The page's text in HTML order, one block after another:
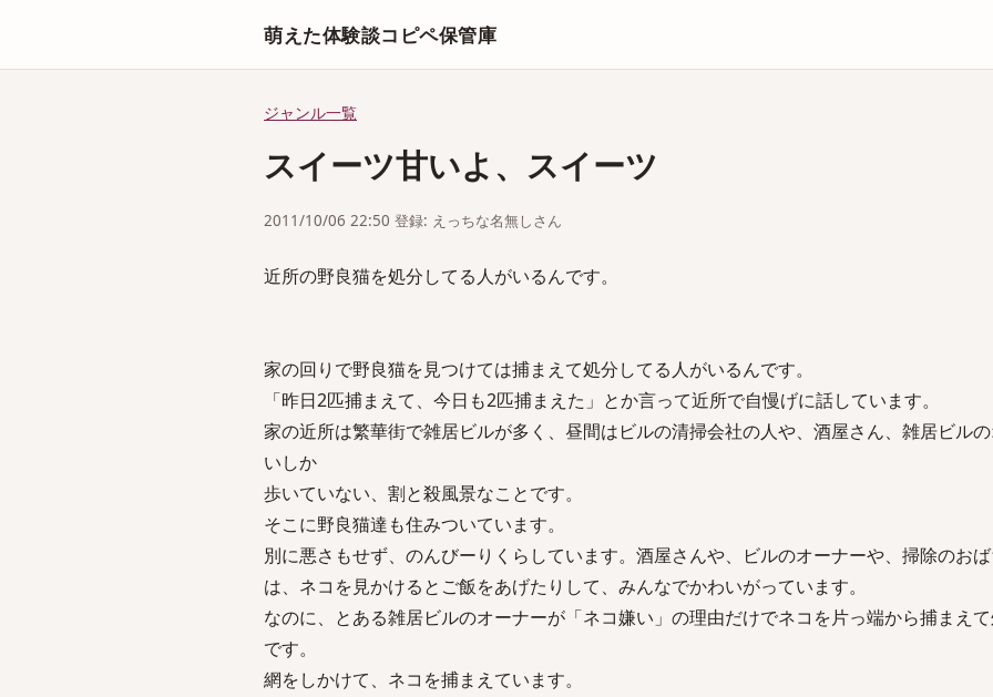
萌えた体験談コピペ保管庫
ジャンル一覧
スイーツ甘いよ、スイーツ
2011/10/06 22:50 登録: えっちな名無しさん
近所の野良猫を処分してる人がいるんです。
家の回りで野良猫を見つけては捕まえて処分してる人がいるんです。
「昨日2匹捕まえて、今日も2匹捕まえた」とか言って近所で自慢げに話しています。
家の近所は繁華街で雑居ビルが多く、昼間はビルの清掃会社の人や、酒屋さん、雑居ビル
いしか
歩いていない、割と殺風景なことです。
そこに野良猫達も住みついています。
別に悪さもせず、のんびーりくらしています。酒屋さんや、ビルのオーナーや、掃除のお
は、ネコを見かけるとご飯をあげたりして、みんなでかわいがっています。
なのに、とある雑居ビルのオーナーが「ネコ嫌い」の理由だけでネコを片っ端から捕まえ
です。
網をしかけて、ネコを捕まえています。